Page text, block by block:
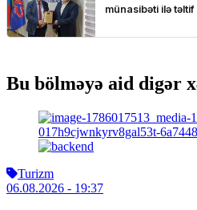
Bu bölməyə aid digər
Turizm
06.08.2026 - 19:37